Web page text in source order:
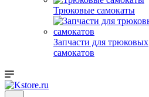
Трюковые самокаты
Запчасти для трюковых
самокатов